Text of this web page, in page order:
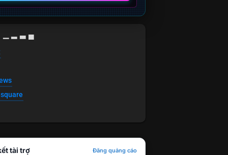
▁ ▂ ▃ ▄
tài trợ Đăng quảng cáo